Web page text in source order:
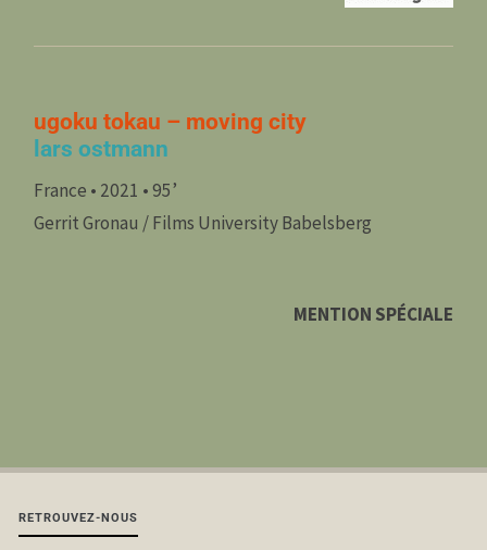
ugoku tokau – moving city
lars ostmann
France • 2021 • 95’
Gerrit Gronau / Films University Babelsberg
MENTION SPÉCIALE
RETROUVEZ-NOUS